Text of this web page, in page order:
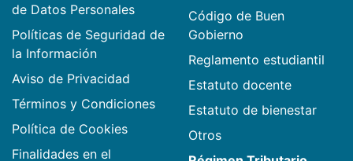
de Datos Personales
Políticas de Seguridad de
la Información
Aviso de Privacidad
Términos y Condiciones
Política de Cookies
Finalidades en el
Código de Buen
Gobierno
Reglamento estudiantil
Estatuto docente
Estatuto de bienestar
Otros